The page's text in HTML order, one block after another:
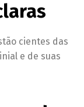
cientes das
e de suas